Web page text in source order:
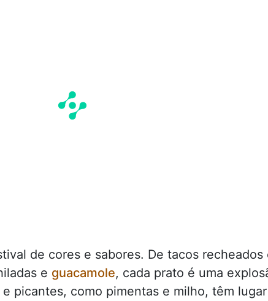
de cores e sabores. De tacos recheados
e guacamole, cada prato é uma
picantes, como pimentas e milho, têm